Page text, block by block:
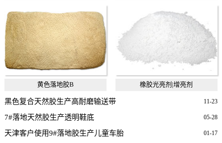
黄色落地胶B 橡胶光亮剂|增亮剂
11-23
黑色复合天然胶生产高耐磨输送带
05-28
7#落地天然胶生产透明鞋底
01-17
天津客户使用9#落地胶生产儿童车胎